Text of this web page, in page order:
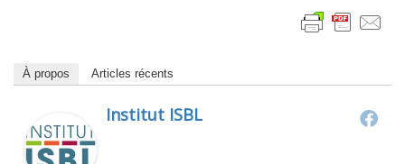
À propos Articles récents
Institut ISBL